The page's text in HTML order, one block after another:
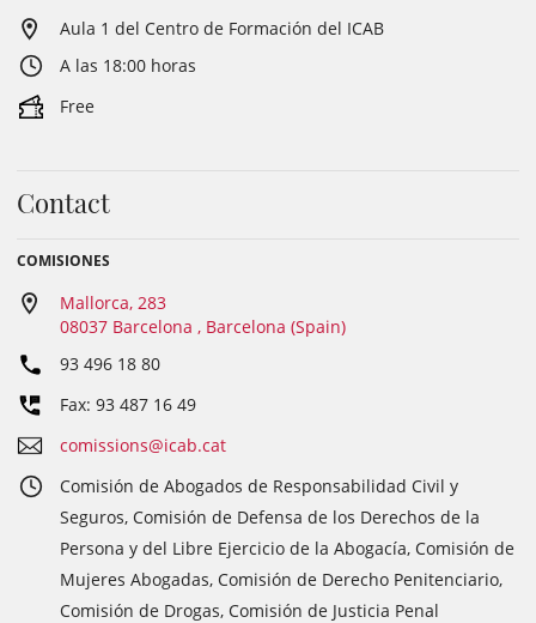
Aula 1 del Centro de Formación del ICAB
A las 18:00 horas
Free
Contact
COMISIONES
Mallorca, 283
08037 Barcelona , Barcelona (Spain)
93 496 18 80
Fax: 93 487 16 49
comissions@icab.cat
Comisión de Abogados de Responsabilidad Civil y
Seguros, Comisión de Defensa de los Derechos de la
Persona y del Libre Ejercicio de la Abogacía, Comisión de
Mujeres Abogadas, Comisión de Derecho Penitenciario,
Comisión de Drogas, Comisión de Justicia Penal